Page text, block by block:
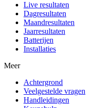
Live resultaten
Dagresultaten
Maandresultaten
Jaarresultaten
Batterijen
Installaties
Meer
Achtergrond
Veelgestelde vragen
Handleidingen